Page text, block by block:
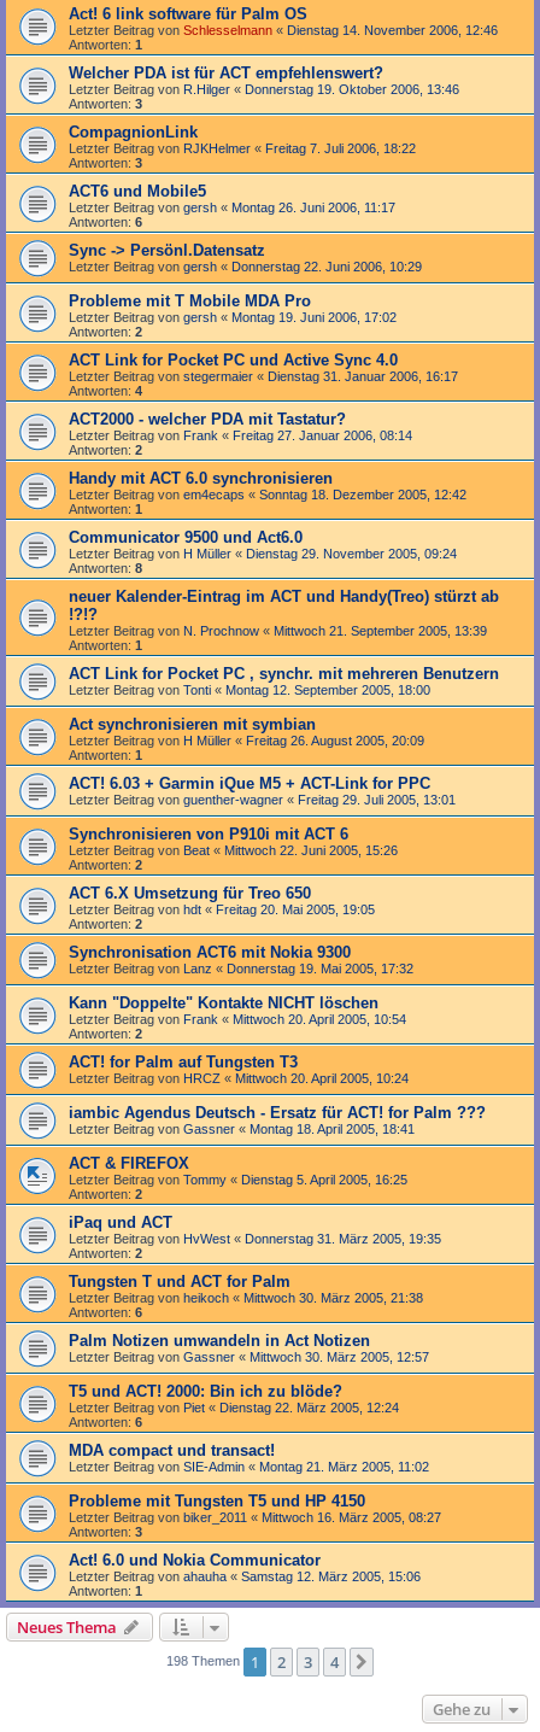
Act! 6 link software für Palm OS
Letzter Beitrag von Schlesselmann « Dienstag 14. November 2006, 12:46
Antworten: 1
Welcher PDA ist für ACT empfehlenswert?
Letzter Beitrag von R.Hilger « Donnerstag 19. Oktober 2006, 13:46
Antworten: 3
CompagnionLink
Letzter Beitrag von RJKHelmer « Freitag 7. Juli 2006, 18:22
Antworten: 3
ACT6 und Mobile5
Letzter Beitrag von gersh « Montag 26. Juni 2006, 11:17
Antworten: 6
Sync -> Persönl.Datensatz
Letzter Beitrag von gersh « Donnerstag 22. Juni 2006, 10:29
Probleme mit T Mobile MDA Pro
Letzter Beitrag von gersh « Montag 19. Juni 2006, 17:02
Antworten: 2
ACT Link for Pocket PC und Active Sync 4.0
Letzter Beitrag von stegermaier « Dienstag 31. Januar 2006, 16:17
Antworten: 4
ACT2000 - welcher PDA mit Tastatur?
Letzter Beitrag von Frank « Freitag 27. Januar 2006, 08:14
Antworten: 2
Handy mit ACT 6.0 synchronisieren
Letzter Beitrag von em4ecaps « Sonntag 18. Dezember 2005, 12:42
Antworten: 1
Communicator 9500 und Act6.0
Letzter Beitrag von H Müller « Dienstag 29. November 2005, 09:24
Antworten: 8
neuer Kalender-Eintrag im ACT und Handy(Treo) stürzt ab
!?!?
Letzter Beitrag von N. Prochnow « Mittwoch 21. September 2005, 13:39
Antworten: 1
ACT Link for Pocket PC , synchr. mit mehreren Benutzern
Letzter Beitrag von Tonti « Montag 12. September 2005, 18:00
Act synchronisieren mit symbian
Letzter Beitrag von H Müller « Freitag 26. August 2005, 20:09
Antworten: 1
ACT! 6.03 + Garmin iQue M5 + ACT-Link for PPC
Letzter Beitrag von guenther-wagner « Freitag 29. Juli 2005, 13:01
Synchronisieren von P910i mit ACT 6
Letzter Beitrag von Beat « Mittwoch 22. Juni 2005, 15:26
Antworten: 2
ACT 6.X Umsetzung für Treo 650
Letzter Beitrag von hdt « Freitag 20. Mai 2005, 19:05
Antworten: 2
Synchronisation ACT6 mit Nokia 9300
Letzter Beitrag von Lanz « Donnerstag 19. Mai 2005, 17:32
Kann "Doppelte" Kontakte NICHT löschen
Letzter Beitrag von Frank « Mittwoch 20. April 2005, 10:54
Antworten: 2
ACT! for Palm auf Tungsten T3
Letzter Beitrag von HRCZ « Mittwoch 20. April 2005, 10:24
iambic Agendus Deutsch - Ersatz für ACT! for Palm ???
Letzter Beitrag von Gassner « Montag 18. April 2005, 18:41
ACT & FIREFOX
Letzter Beitrag von Tommy « Dienstag 5. April 2005, 16:25
Antworten: 2
iPaq und ACT
Letzter Beitrag von HvWest « Donnerstag 31. März 2005, 19:35
Antworten: 2
Tungsten T und ACT for Palm
Letzter Beitrag von heikoch « Mittwoch 30. März 2005, 21:38
Antworten: 6
Palm Notizen umwandeln in Act Notizen
Letzter Beitrag von Gassner « Mittwoch 30. März 2005, 12:57
T5 und ACT! 2000: Bin ich zu blöde?
Letzter Beitrag von Piet « Dienstag 22. März 2005, 12:24
Antworten: 6
MDA compact und transact!
Letzter Beitrag von SIE-Admin « Montag 21. März 2005, 11:02
Probleme mit Tungsten T5 und HP 4150
Letzter Beitrag von biker_2011 « Mittwoch 16. März 2005, 08:27
Antworten: 3
Act! 6.0 und Nokia Communicator
Letzter Beitrag von ahauha « Samstag 12. März 2005, 15:06
Antworten: 1
Neues Thema
198 Themen 1 2 3 4
Gehe zu